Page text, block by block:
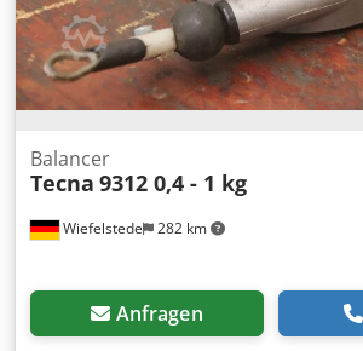
Wiefelstede 282 km
Balancer
Tecna 9312 0,4 - 1 kg
Anfragen